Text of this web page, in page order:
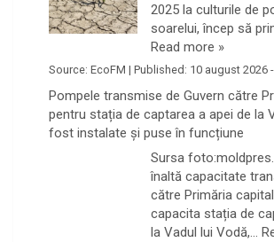
2025 la culturile de
soarelui, încep să
Read more »
Source: EcoFM | Published: 10 august 2026
Pompele transmise de Guvern către
pentru stația de captarea a apei de la
fost instalate și puse în funcțiune
Sursa
înaltă capacitate
către Primăria
capacita stația de
la Vadul lui Vodă,…